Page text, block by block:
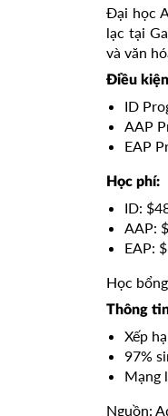
Đại học
lạc tại
và văn
Điều
ID
AAP
EAP
Học phí:
ID:
AAP:
EAP:
Học
Thông
Xếp
97%
Mạng
Nguồn: